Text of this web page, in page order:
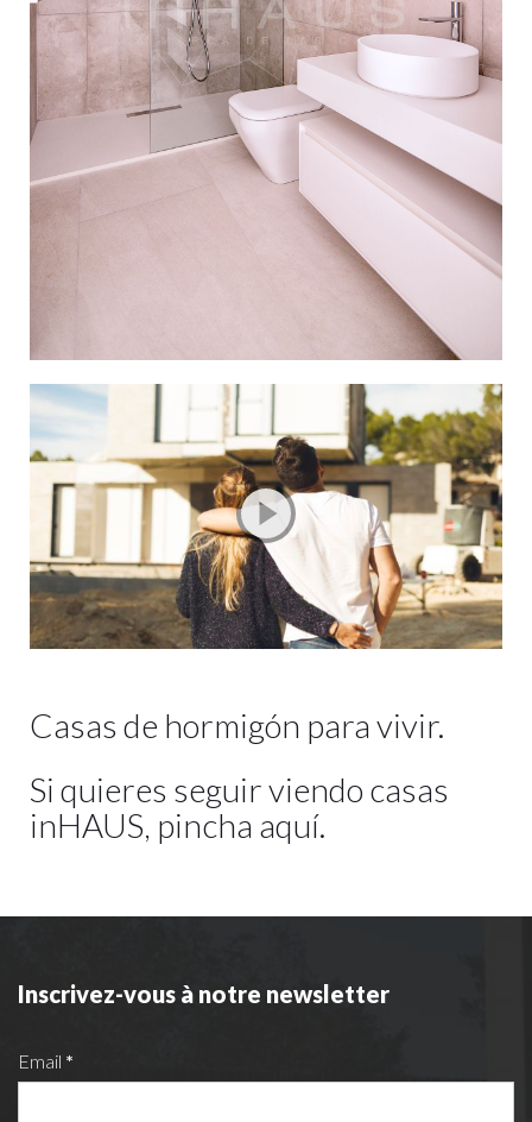
Casas de hormigón para vivir.
Si quieres seguir viendo casas
inHAUS, pincha aquí.
Inscrivez-vous à notre newsletter
Email *